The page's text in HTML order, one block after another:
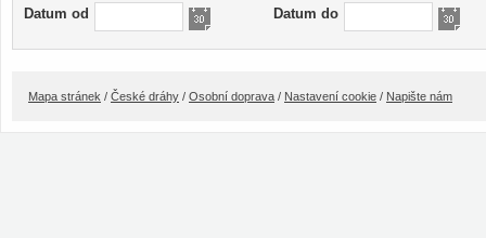
Datum od Datum do
Mapa stránek / České dráhy / Osobní doprava / Nastavení cookie / Napište nám